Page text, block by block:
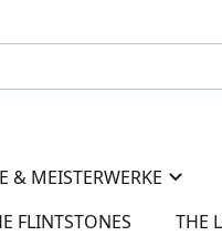
& MEISTERWERKE
FLINTSTONES THE